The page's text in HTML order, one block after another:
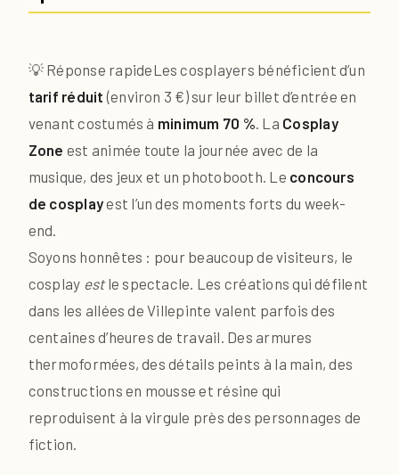
💡 Réponse rapideLes cosplayers bénéficient d’un
tarif réduit (environ 3 €) sur leur billet d’entrée en
venant costumés à minimum 70 %. La Cosplay
Zone est animée toute la journée avec de la
musique, des jeux et un photobooth. Le concours
de cosplayest l’un des moments forts du week-
end.
Soyons honnêtes : pour beaucoup de visiteurs, le
cosplay estle spectacle. Les créations qui défilent
dans les allées de Villepinte valent parfois des
centaines d’heures de travail. Des armures
thermoformées, des détails peints à la main, des
constructions en mousse et résine qui
reproduisent à la virgule près des personnages de
fiction.